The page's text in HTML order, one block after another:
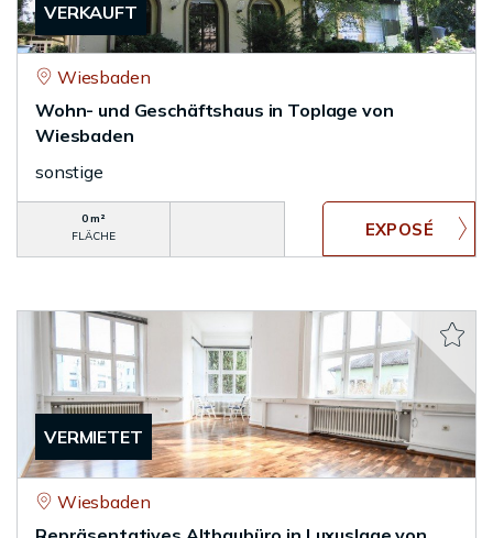
VERKAUFT
Wiesbaden
Wohn- und Geschäftshaus in Toplage von
Wiesbaden
sonstige
0 m²
FLÄCHE
VERMIETET
Wiesbaden